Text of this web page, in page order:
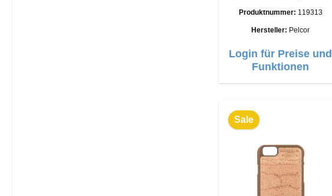
Produktnummer: 119313
Hersteller: Pelcor
Login für Preise und
Funktionen
Sale